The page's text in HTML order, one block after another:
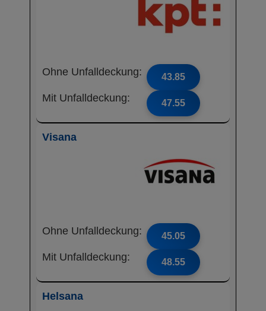
Ohne Unfalldeckung: 43.85
Mit Unfalldeckung: 47.55
Visana
Ohne Unfalldeckung: 45.05
Mit Unfalldeckung: 48.55
Helsana